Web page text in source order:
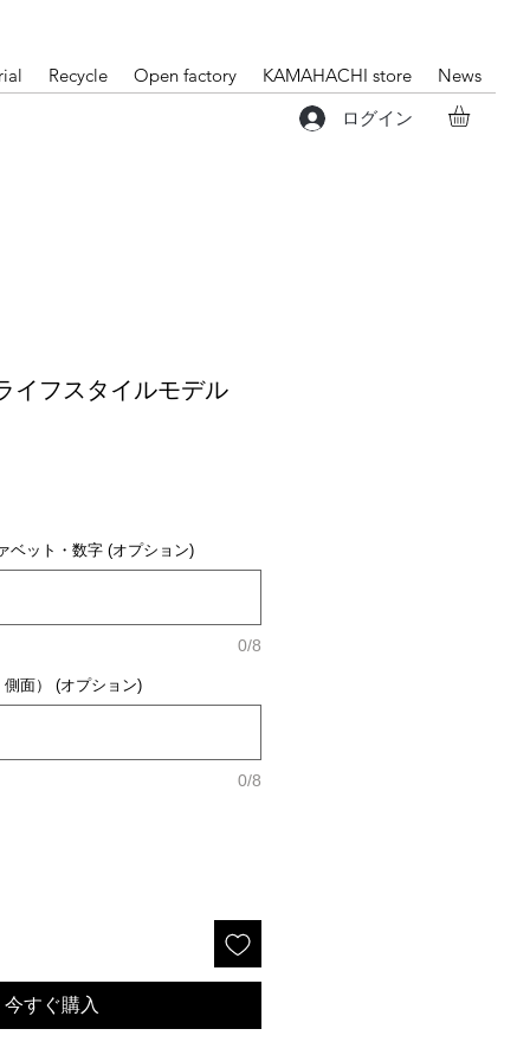
Recycle Open factory KAMAHACHI store News
ログイン
イフスタイルモデル
ベット・数字 (オプション)
0/8
面） (オプション)
0/8
今すぐ購入